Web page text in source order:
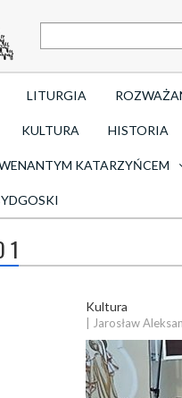
LITURGIA
KULTURA HISTORIA
KATARZYŃCEM
1
Kultura
| Jarosław